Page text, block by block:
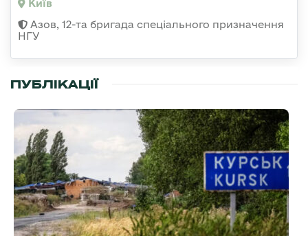
Київ
Азов, 12-та бригада спеціального призначення
НГУ
ПУБЛІКАЦІЇ